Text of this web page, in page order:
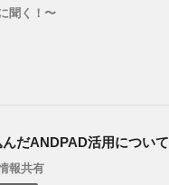
聞く！〜
だANDPAD活用について
報共有